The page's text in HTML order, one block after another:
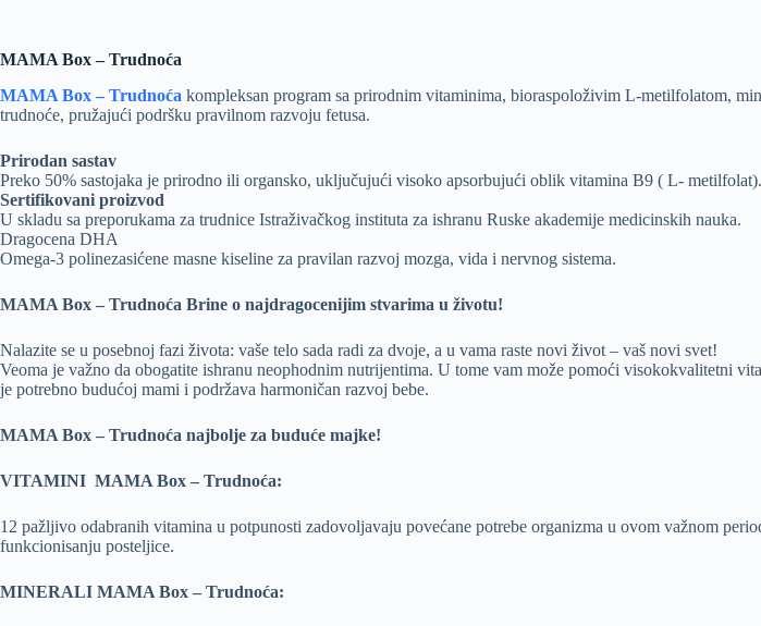
MAMA Box – Trudnoća
MAMA Box – Trudnoća kompleksan program sa prirodnim vitaminima, bioraspoloživim L-metilfolatom,
trudnoće, pružajući podršku pravilnom razvoju fetusa.
Prirodan sastav
Preko 50% sastojaka je prirodno ili organsko, uključujući visoko apsorbujući oblik vitamina B9 ( L- metilfolat).
Sertifikovani proizvod
U skladu sa preporukama za trudnice Istraživačkog instituta za ishranu Ruske akademije medicinskih nauka.
Dragocena DHA
Omega-3 polinezasićene masne kiseline za pravilan razvoj mozga, vida i nervnog sistema.
MAMA Box – Trudnoća Brine o najdragocenijim stvarima u životu!
Nalazite se u posebnoj fazi života: vaše telo sada radi za dvoje, a u vama raste novi život – vaš novi svet!
Veoma je važno da obogatite ishranu neophodnim nutrijentima. U tome vam može pomoći visokokvalitetni
je potrebno budućoj mami i podržava harmoničan razvoj bebe.
MAMA Box – Trudnoća najbolje za buduće majke!
VITAMINI MAMA Box – Trudnoća:
12 pažljivo odabranih vitamina u potpunosti zadovoljavaju povećane potrebe organizma u ovom važnom
funkcionisanju posteljice.
MINERALI MAMA Box – Trudnoća: